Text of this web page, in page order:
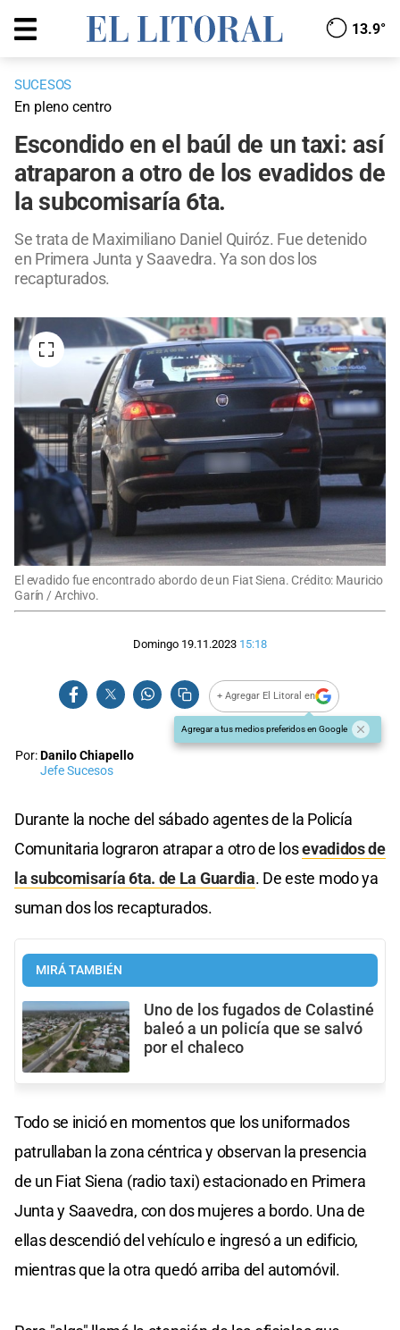
13.9°
SUCESOS
En pleno centro
Escondido en el baúl de un taxi: así
atraparon a otro de los evadidos de
la subcomisaría 6ta.
Se trata de Maximiliano Daniel Quiróz. Fue detenido
en Primera Junta y Saavedra. Ya son dos los
recapturados.
El evadido fue encontrado abordo de un Fiat Siena. Crédito: Mauricio
Garín / Archivo.
Domingo 19.11.2023 15:18
+ Agregar El Litoral en
Agregar a tus medios preferidos en Google
Por:Danilo Chiapello
Jefe Sucesos
Durante la noche del sábado agentes de la Policía
Comunitaria lograron atrapar a otro de losevadidos de
la subcomisaría 6ta. de La Guardia. De este modo ya
suman dos los recapturados.
MIRÁ TAMBIÉN
Uno de los fugados de Colastiné
baleó a un policía que se salvó
por el chaleco
Todo se inició en momentos que los uniformados
patrullaban la zona céntrica y observan la presencia
de un Fiat Siena (radio taxi) estacionado en Primera
Junta y Saavedra, con dos mujeres a bordo. Una de
ellas descendió del vehículo e ingresó a un edificio,
mientras que la otra quedó arriba del automóvil.